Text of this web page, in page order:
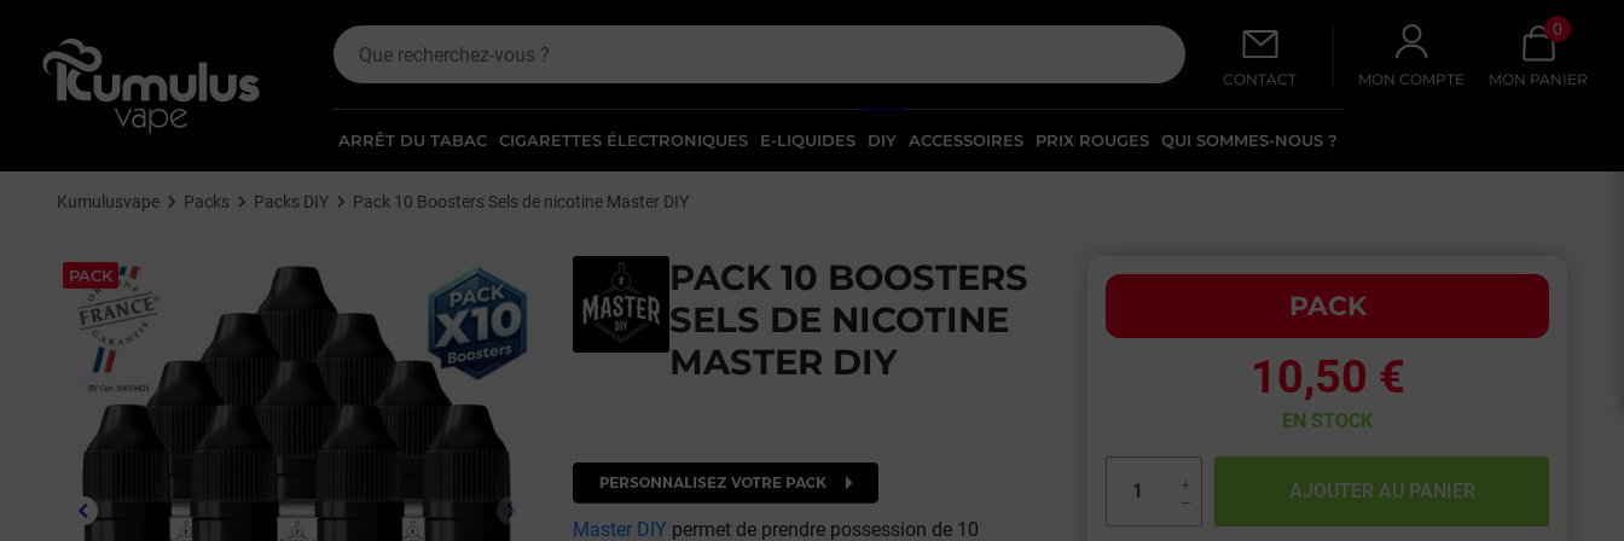
CONTACT
ARRÊT DU TABAC CIGARETTES ÉLECTRONIQUES E-LIQUIDES DIY ACCESSOIRES PRIX ROUGES QUI SOMMES-NOUS ?
MON COMPTE
0
MON PANIER
Kumulusvape Packs Packs DIY Pack 10 Boosters Sels de nicotine Master DIY
PACK
Précédent
keyboard_arrow_left Suivant
keyboard_arrow_right
PACK 10 BOOSTERS
SELS DE NICOTINE
MASTER DIY
Master DIY permet de prendre possession de 10
PACK
10,50 €
EN STOCK
+
−
AJOUTER AU PANIER